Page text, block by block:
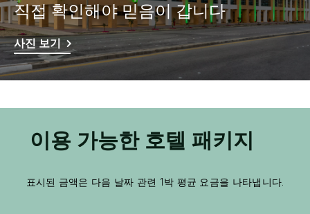
직접 확인해야 믿음이 갑니다
사진 보기
이용 가능한 호텔 패키지
표시된 금액은 다음 날짜 관련 1박 평균 요금을 나타냅니다.